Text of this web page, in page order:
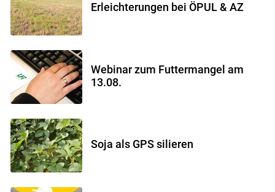
Erleichterungen bei ÖPUL & AZ
Webinar zum Futtermangel am
13.08.
Soja als GPS silieren